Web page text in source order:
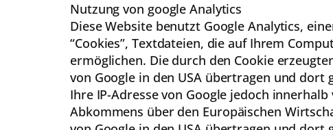
Nutzung von google Analytics
Diese Website benutzt Google Analytics,
“Cookies”, Textdateien, die auf Ihrem
ermöglichen. Die durch den Cookie
von Google in den USA übertragen und
Ihre IP-Adresse von Google jedoch
Abkommens über den Europäischen